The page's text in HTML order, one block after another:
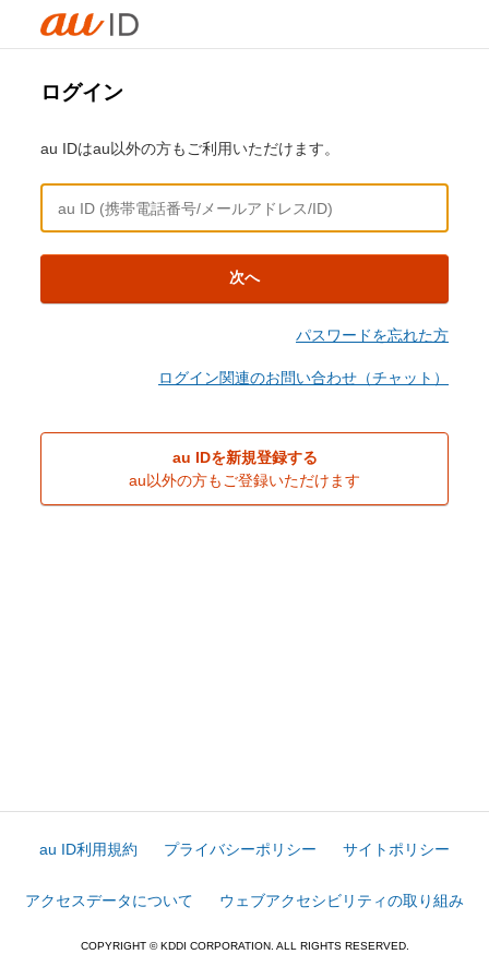
ログイン
au IDはau以外の方もご利用いただけます。
次へ
パスワードを忘れた方
ログイン関連のお問い合わせ（チャット）
au IDを新規登録する
au以外の方もご登録いただけます
au ID利用規約 プライバシーポリシー サイトポリシー
アクセスデータについて ウェブアクセシビリティの取り組み
COPYRIGHT © KDDI CORPORATION. ALL RIGHTS RESERVED.